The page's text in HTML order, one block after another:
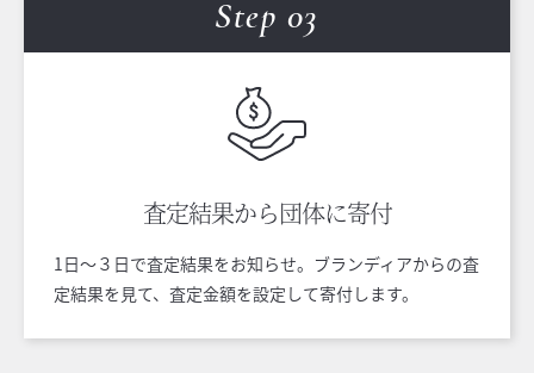
Step 03
査定結果から団体に寄付
1日〜３日で査定結果をお知らせ。ブランディアからの査
定結果を見て、査定金額を設定して寄付します。